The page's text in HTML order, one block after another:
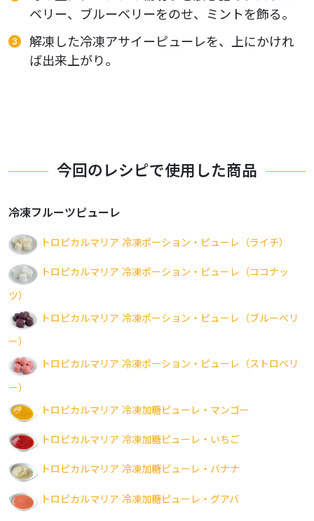
ベリー、ブルーベリーをのせ、ミントを飾る。
解凍した冷凍アサイーピューレを、上にかけれ
ば出来上がり。
今回のレシピで使用した商品
冷凍フルーツピューレ
トロピカルマリア 冷凍ポーション・ピューレ（ライチ）
トロピカルマリア 冷凍ポーション・ピューレ（ココナッ
ツ）
トロピカルマリア 冷凍ポーション・ピューレ（ブルーベリ
ー）
トロピカルマリア 冷凍ポーション・ピューレ（ストロベリ
ー）
トロピカルマリア 冷凍加糖ピューレ・マンゴー
トロピカルマリア 冷凍加糖ピューレ・いちご
トロピカルマリア 冷凍加糖ピューレ・バナナ
トロピカルマリア 冷凍加糖ピューレ・グアバ